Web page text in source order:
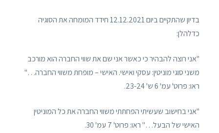
בדיון שהתקיים ביום 12.12.2021 חידד המומחה את הסוגיה
כדלהלן:
"אני רוצה להבהיר כי כאשר אני שם את שווי החברה הוא מורכב
משני סוגי מוניטין: עסקי ואישי. האישי – מופחת משווי החברה…"
ראו: פרוט' עמ' 6 ש' 23-24.
"אני בחישוב שעשיתי הפחתתי משווי החברה את כל המוניטין
האישי של הבעל…" ראו: פרוט' 7 עמ' 30.